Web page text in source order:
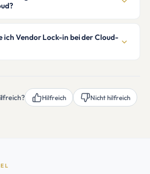
ich Vendor Lock-in bei der Cloud-
Hilfreich Nicht hilfreich